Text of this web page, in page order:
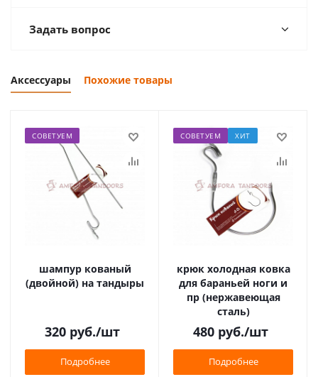
Задать вопрос
Аксессуары Похожие товары
СОВЕТУЕМ
шампур кованый
(двойной) на тандыры
320 руб./шт
Подробнее
СОВЕТУЕМ ХИТ
крюк холодная ковка
для бараньей ноги и
пр (нержавеющая
сталь)
480 руб./шт
Подробнее